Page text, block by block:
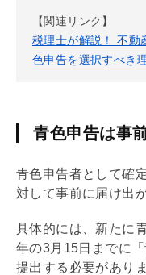
【関連リンク】
税理士が解説！ 不動
色申告を選択すべき
青色申告は事
青色申告者として確
対して事前に届け出
具体的には、新たに
年の3月15日までに「
提出する必要がありま